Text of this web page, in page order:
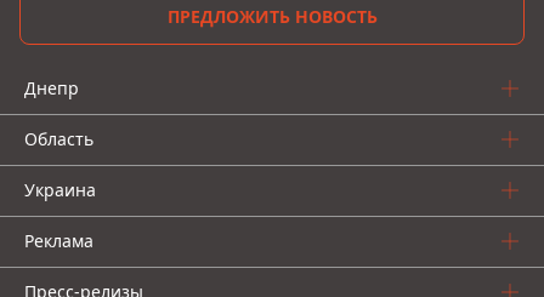
ПРЕДЛОЖИТЬ НОВОСТЬ
Днепр
Область
Украина
Реклама
Пресс-релизы